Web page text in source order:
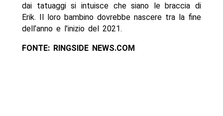
dai tatuaggi si intuisce che siano le braccia di
Erik. Il loro bambino dovrebbe nascere tra la fine
dell’anno e l’inizio del 2021.
FONTE: RINGSIDE NEWS.COM